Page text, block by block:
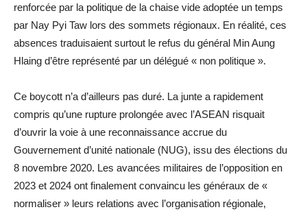
renforcée par la politique de la chaise vide adoptée un temps
par Nay Pyi Taw lors des sommets régionaux. En réalité, ces
absences traduisaient surtout le refus du général Min Aung
Hlaing d’être représenté par un délégué « non politique ».
Ce boycott n’a d’ailleurs pas duré. La junte a rapidement
compris qu’une rupture prolongée avec l’ASEAN risquait
d’ouvrir la voie à une reconnaissance accrue du
Gouvernement d’unité nationale (NUG), issu des élections du
8 novembre 2020. Les avancées militaires de l’opposition en
2023 et 2024 ont finalement convaincu les généraux de «
normaliser » leurs relations avec l’organisation régionale,